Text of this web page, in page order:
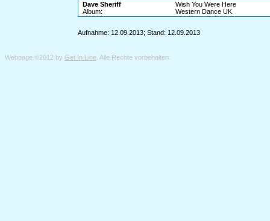
Dave Sheriff
Wish You Were Here
Album:
Western Dance UK
Aufnahme: 12.09.2013; Stand: 12.09.2013
Webpage ©2012 by Get In Line . Alle Rechte vorbehalten.